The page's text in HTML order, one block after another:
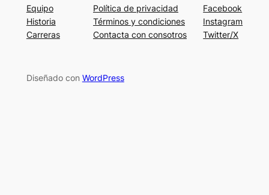
Equipo
Historia
Carreras
Política de privacidad
Términos y condiciones
Contacta con consotros
Facebook
Instagram
Twitter/X
Diseñado con WordPress